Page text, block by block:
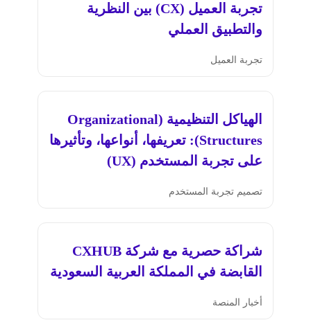
تجربة العميل (CX) بين النظرية
والتطبيق العملي
تجربة العميل
الهياكل التنظيمية (Organizational
Structures): تعريفها، أنواعها، وتأثيرها
على تجربة المستخدم (UX)
تصميم تجربة المستخدم
شراكة حصرية مع شركة CXHUB
القابضة في المملكة العربية السعودية
أخبار المنصة